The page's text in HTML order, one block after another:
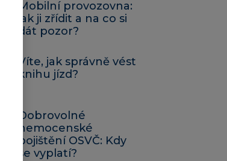
Mobilní provozovna:
jak ji zřídit a na co si
dát pozor?
Víte, jak správně vést
knihu jízd?
Dobrovolné
nemocenské
pojištění OSVČ: Kdy
se vyplatí?